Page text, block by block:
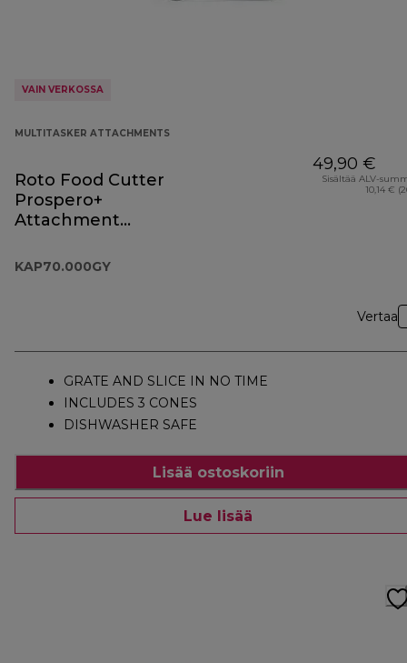
VAIN VERKOSSA
MULTITASKER ATTACHMENTS
Roto Food Cutter
Prospero+
Attachment
KAP70.000GY
49,90 €
Sisältää ALV-
10,14 €
Vertaa
GRATE AND SLICE IN NO TIME
INCLUDES 3 CONES
DISHWASHER SAFE
Lisää ostoskoriin
Lue lisää